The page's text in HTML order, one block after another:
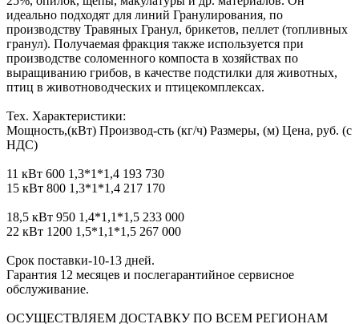
идеально подходят для линий Гранулирования, по
производству Травяных Гранул, брикетов, пеллет (топливных
гранул). Получаемая фракция также используется при
производстве соломенного компоста в хозяйствах по
выращиванию грибов, в качестве подстилки для животных,
птиц в животноводческих и птицекомплексах.
Тех. Характеристики:
Мощность,(кВт) Производ-сть (кг/ч) Размеры, (м) Цена, руб. (с
НДС)
11 кВт 600 1,3*1*1,4 193 730
15 кВт 800 1,3*1*1,4 217 170
18,5 кВт 950 1,4*1,1*1,5 233 000
22 кВт 1200 1,5*1,1*1,5 267 000
Срок поставки-10-13 дней.
Гарантия 12 месяцев и послегарантийное сервисное
обслуживание.
ОСУЩЕСТВЛЯЕМ ДОСТАВКУ ПО ВСЕМ РЕГИОНАМ